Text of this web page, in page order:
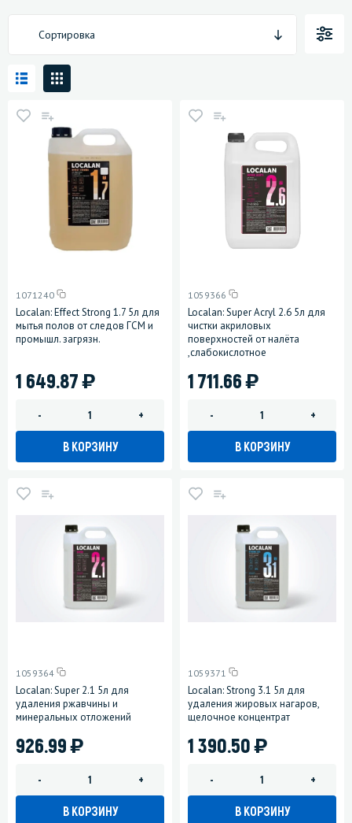
Сортировка
1071240
Localan: Effect Strong 1.7 5л для
мытья полов от следов ГСМ и
промышл. загрязн.
1 649.87)
- +
В КОРЗИНУ
1059366
Localan: Super Acryl 2.6 5л для
чистки акриловых
поверхностей от налёта
,слабокислотное
1 711.66)
- +
В КОРЗИНУ
1059364
Localan: Super 2.1 5л для
удаления ржавчины и
минеральных отложений
926.99)
- +
В КОРЗИНУ
1059371
Localan: Strong 3.1 5л для
удаления жировых нагаров,
щелочное концентрат
1 390.50)
- +
В КОРЗИНУ